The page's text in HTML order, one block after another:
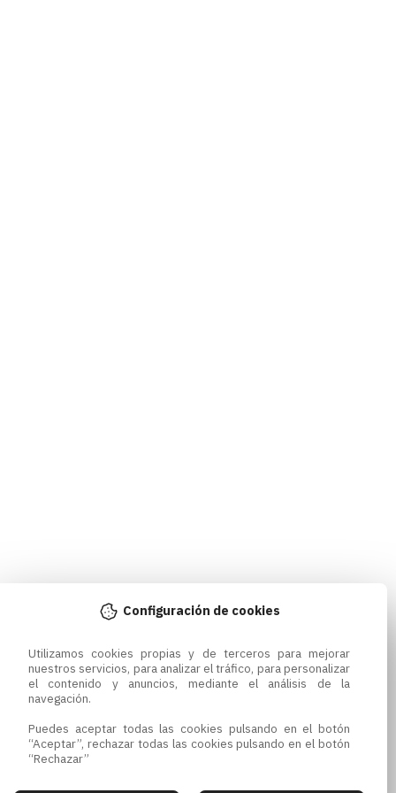
Configuración de cookies
Utilizamos cookies propias y de terceros para mejorar
nuestros servicios, para analizar el tráfico, para personalizar
el contenido y anuncios, mediante el análisis de la
navegación.
Puedes aceptar todas las cookies pulsando en el botón
“Aceptar”, rechazar todas las cookies pulsando en el botón
“Rechazar”